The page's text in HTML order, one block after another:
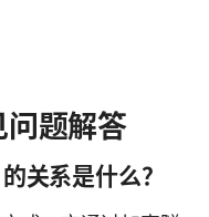
问题解答
关系是什么？